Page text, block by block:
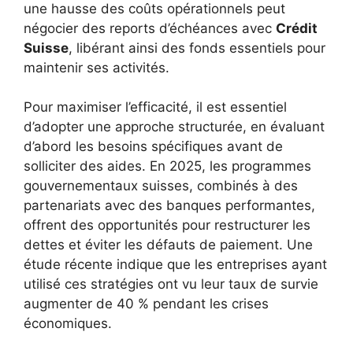
une hausse des coûts opérationnels peut
négocier des reports d’échéances avec Crédit
Suisse, libérant ainsi des fonds essentiels pour
maintenir ses activités.
Pour maximiser l’efficacité, il est essentiel
d’adopter une approche structurée, en évaluant
d’abord les besoins spécifiques avant de
solliciter des aides. En 2025, les programmes
gouvernementaux suisses, combinés à des
partenariats avec des banques performantes,
offrent des opportunités pour restructurer les
dettes et éviter les défauts de paiement. Une
étude récente indique que les entreprises ayant
utilisé ces stratégies ont vu leur taux de survie
augmenter de 40 % pendant les crises
économiques.